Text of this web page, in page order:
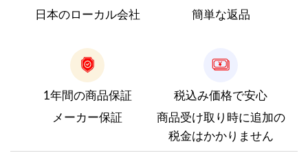
日本のローカル会社
簡単な返品
1年間の商品保証
メーカー保証
税込み価格で安心
商品受け取り時に追加の
税金はかかりません